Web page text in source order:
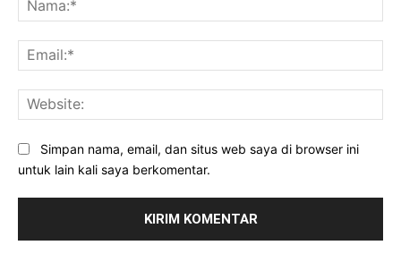
Simpan nama, email, dan situs web saya di browser ini
untuk lain kali saya berkomentar.